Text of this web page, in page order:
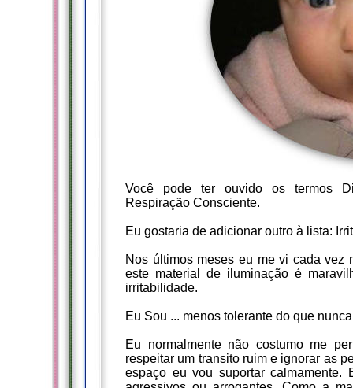
Você pode ter ouvido os termos
Respiração Consciente.
Eu gostaria de adicionar outro à lista:
Nos últimos meses eu me vi cada vez
este material de iluminação é
irritabilidade.
Eu Sou ... menos tolerante do que
Eu normalmente não costumo me
respeitar um transito ruim e ignorar as
espaço eu vou suportar calmamente.